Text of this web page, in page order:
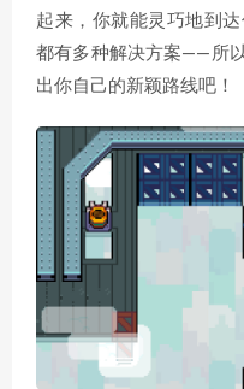
起来，你就能灵巧地到
都有多种解决方案——所
出你自己的新颖路线吧！